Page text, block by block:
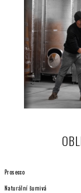
Prosecco
Naturální šumivá